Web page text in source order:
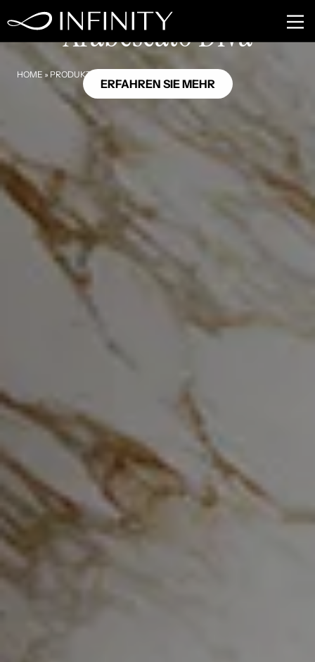
HOME » PRODUKTE
MB29
Arabescato Diva
ERFAHREN SIE MEHR